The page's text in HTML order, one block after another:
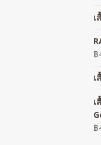
เ
฿
เ
เ
฿